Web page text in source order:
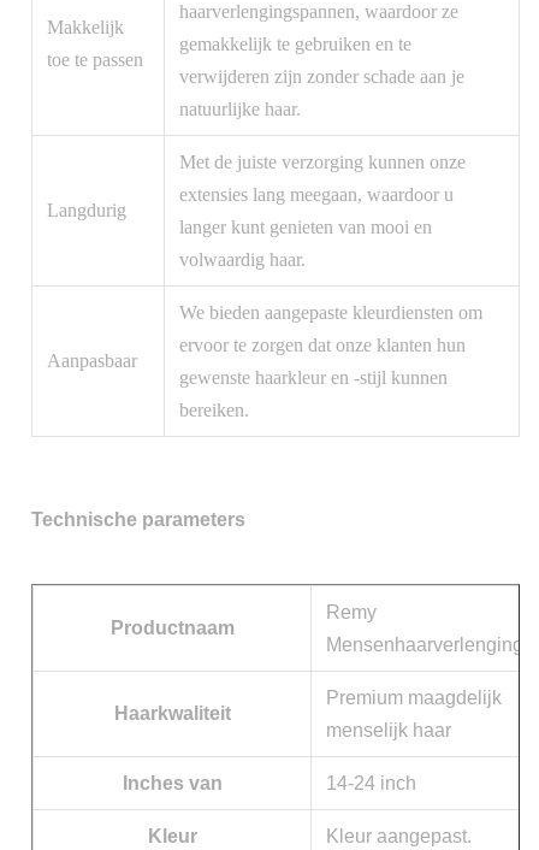
Makkelijk
toe te passen
haarverlengingspannen, waardoor ze
gemakkelijk te gebruiken en te
verwijderen zijn zonder schade aan je
natuurlijke haar.
Langdurig
Met de juiste verzorging kunnen onze
extensies lang meegaan, waardoor u
langer kunt genieten van mooi en
volwaardig haar.
Aanpasbaar
We bieden aangepaste kleurdiensten om
ervoor te zorgen dat onze klanten hun
gewenste haarkleur en -stijl kunnen
bereiken.
Technische parameters
Productnaam
Remy
Haarkwaliteit
Premium maagdelijk
menselijk haar
Inches van 14-24 inch
Kleur Kleur aangepast.